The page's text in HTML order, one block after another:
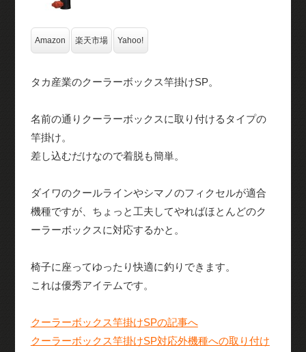
Amazon 楽天市場 Yahoo!
タカ産業のクーラーボックス竿掛けSP。
名前の通りクーラーボックスに取り付けるタイプの
竿掛け。
差し込むだけなので着脱も簡単。
ダイワのクールラインやシマノのフィクセルが適合
機種ですが、ちょっと工夫してやればほとんどのク
ーラーボックスに対応するかと。
椅子に座ってゆったり快適に釣りできます。
これは優秀アイテムです。
クーラーボックス竿掛けSPの記事へ
クーラーボックス竿掛けSP対応外機種への取り付け